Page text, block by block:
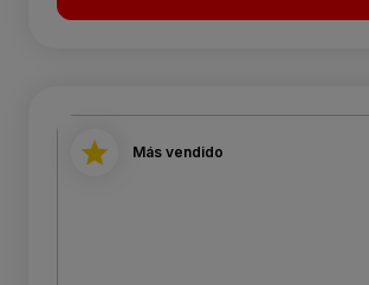
Más vendido